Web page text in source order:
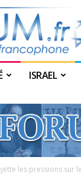
ISRAEL
les pressions sur